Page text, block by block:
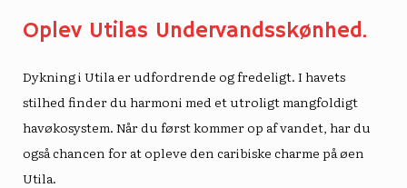
Oplev Utilas Undervandsskønhed.
Dykning i Utila er udfordrende og fredeligt. I havets
stilhed finder du harmoni med et utroligt mangfoldigt
havøkosystem. Når du først kommer op af vandet, har du
også chancen for at opleve den caribiske charme på øen
Utila.